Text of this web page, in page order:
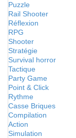
Puzzle
Rail Shooter
Réflexion
RPG
Shooter
Stratégie
Survival horror
Tactique
Party Game
Point & Click
Rythme
Casse Briques
Compilation
Action
Simulation